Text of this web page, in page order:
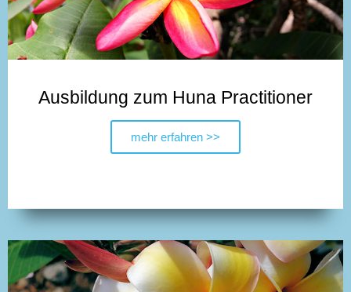
Ausbildung zum Huna Practitioner
mehr erfahren >>